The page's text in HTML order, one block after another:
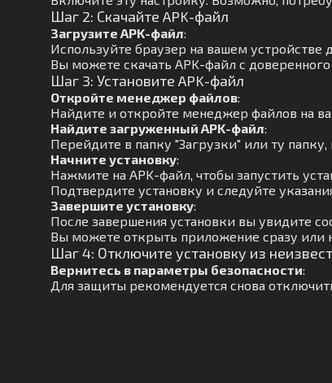
Шаг 2: Скачайте APK-файл
Загрузите APK-файл:
Используйте браузер на вашем устройстве
Вы можете скачать APK-файл с
Шаг 3: Установите APK-файл
Откройте менеджер файлов:
Найдите и откройте менеджер файлов на
Найдите загруженный APK-файл:
Перейдите в папку "Загрузки" или ту папку,
Начните установку:
Нажмите на APK-файл, чтобы запустить
Подтвердите установку и следуйте
Завершите установку:
После завершения установки вы увидите
Вы можете открыть приложение сразу или
Шаг 4: Отключите установку из
Вернитесь в параметры безопасности:
Для защиты рекомендуется снова